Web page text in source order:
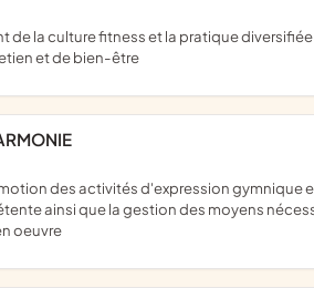
et de bien-être
ainsi que la gestion des moyens
oeuvre